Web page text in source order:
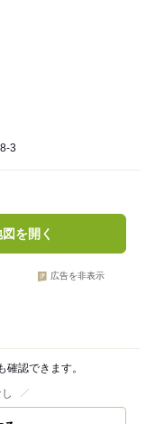
3
を開く
広告を非表示
認できます。